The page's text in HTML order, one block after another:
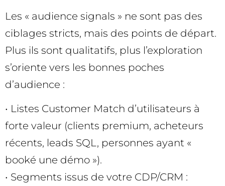
Les « audience signals » ne sont pas des
ciblages stricts, mais des points de départ.
Plus ils sont qualitatifs, plus l’exploration
s’oriente vers les bonnes poches
d’audience :
• Listes Customer Match d’utilisateurs à
forte valeur (clients premium, acheteurs
récents, leads SQL, personnes ayant «
booké une démo »).
• Segments issus de votre CDP/CRM :